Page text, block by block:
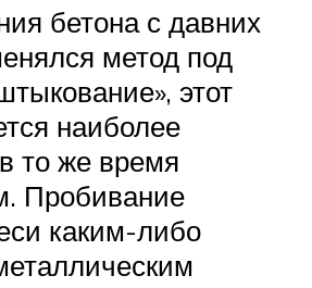
бетона с давних
метод под
этот
наиболее
то же время
Пробивание
каким-либо